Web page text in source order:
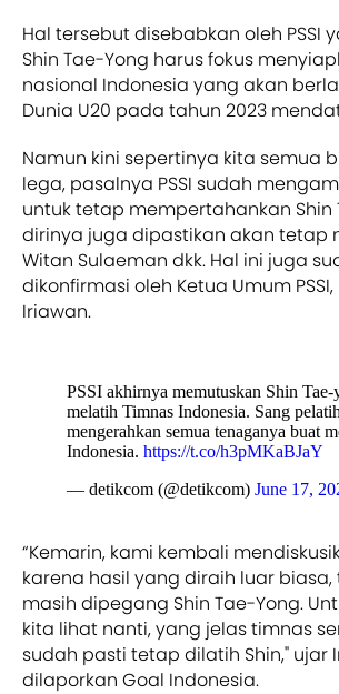
Hal tersebut disebabkan oleh PSSI
Shin Tae-Yong harus fokus
nasional Indonesia yang akan
Dunia U20 pada tahun 2023
Namun kini sepertinya kita semua
lega, pasalnya PSSI sudah
untuk tetap mempertahankan Shin
dirinya juga dipastikan akan tetap
Witan Sulaeman dkk. Hal ini juga
dikonfirmasi oleh Ketua Umum
Iriawan.
PSSI akhirnya memutuskan Shin Tae-
melatih Timnas Indonesia. Sang
mengerahkan semua tenaganya buat
Indonesia. https://t.co/h3pMKaBJaY
— detikcom (@detikcom) June 17,
“Kemarin, kami kembali
karena hasil yang diraih luar biasa,
masih dipegang Shin Tae-Yong.
kita lihat nanti, yang jelas timnas
sudah pasti tetap dilatih Shin," ujar
dilaporkan Goal Indonesia.